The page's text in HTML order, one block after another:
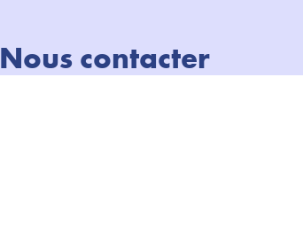
Nous contacter